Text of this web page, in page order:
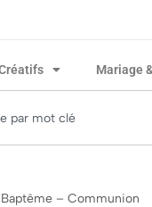
Mariage
– Communion